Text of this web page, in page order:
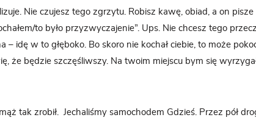
Nie czujesz tego zgrzytu. Robisz kawę, obiad, a on
to było przyzwyczajenie”. Ups. Nie chcesz tego
– idę w to głęboko. Bo skoro nie kochał ciebie, to może
że będzie szczęśliwszy. Na twoim miejscu bym się
tak zrobił.
Jechaliśmy samochodem Gdzieś. Przez pół